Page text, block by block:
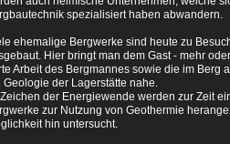
spezialisiert haben abwandern.
ehemalige Bergwerke sind heute zu
Hier bringt man dem Gast - mehr
Arbeit des Bergmannes sowie die im Berg
Geologie der Lagerstätte nahe.
Zeichen der Energiewende werden zur Zeit
zur Nutzung von Geothermie
hin untersucht.